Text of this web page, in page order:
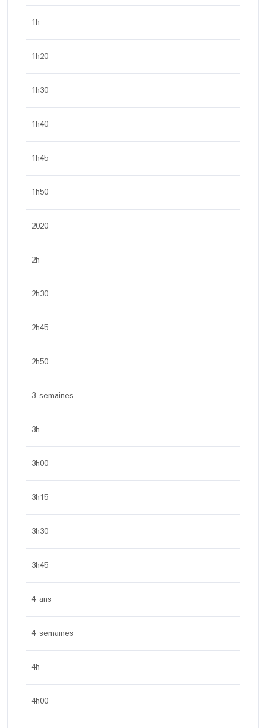
1h
1h20
1h30
1h40
1h45
1h50
2020
2h
2h30
2h45
2h50
3 semaines
3h
3h00
3h15
3h30
3h45
4 ans
4 semaines
4h
4h00